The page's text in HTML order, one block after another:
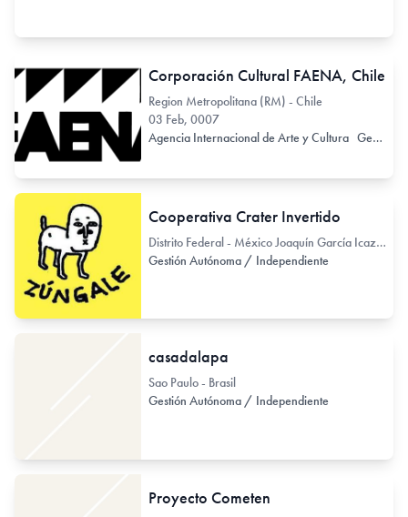
Corporación Cultural FAENA, Chile
Region Metropolitana (RM) - Chile
03 Feb, 0007
Agencia Internacional de Arte y Cultura Gestión Autónoma / Independiente
Cooperativa Crater Invertido
Distrito Federal - México Joaquín García Icazbalceta 32
Gestión Autónoma / Independiente
casadalapa
Sao Paulo - Brasil
Gestión Autónoma / Independiente
Proyecto Cometen